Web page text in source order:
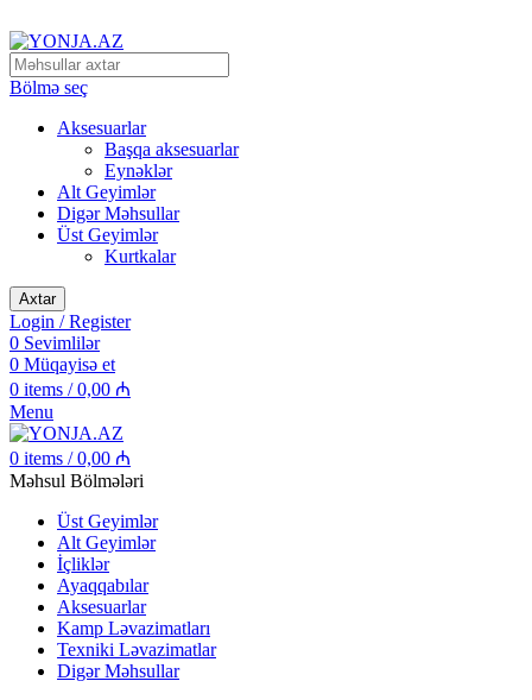
Bölmə seç
Aksesuarlar
Başqa aksesuarlar
Eynəklər
Alt Geyimlər
Digər Məhsullar
Üst Geyimlər
Kurtkalar
Axtar
Login / Register
0 Sevimlilər
0 Müqayisə et
0 items / 0,00 ₼
Menu
0 items / 0,00 ₼
Məhsul Bölmələri
Üst Geyimlər
Alt Geyimlər
İçliklər
Ayaqqabılar
Aksesuarlar
Kamp Ləvazimatları
Texniki Ləvazimatlar
Digər Məhsullar